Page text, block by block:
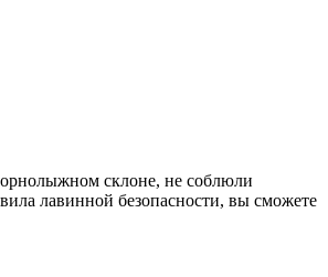
склоне, не соблюли
лавинной безопасности, вы сможете